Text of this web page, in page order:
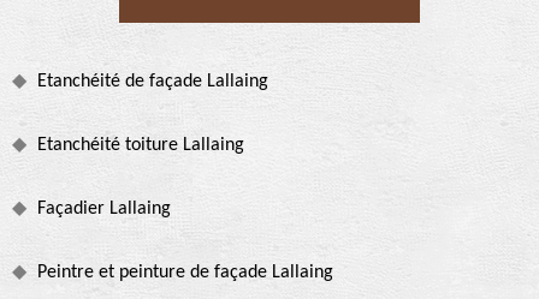
Etanchéité de façade Lallaing
Etanchéité toiture Lallaing
Façadier Lallaing
Peintre et peinture de façade Lallaing